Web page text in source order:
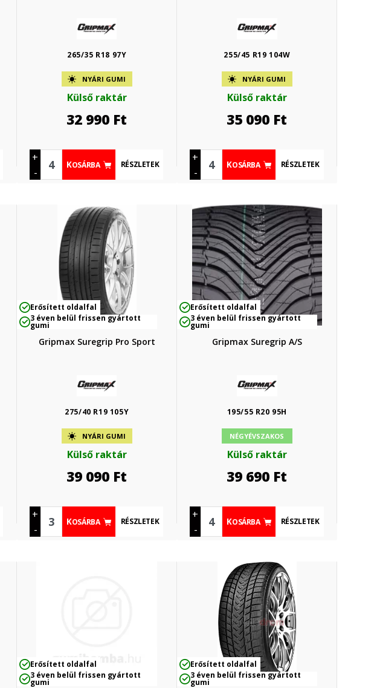
265/35 R18 97Y
NYÁRI GUMI
Külső raktár
32 990 Ft
+
-
KOSÁRBA RÉSZLETEK
255/45 R19 104W
NYÁRI GUMI
Külső raktár
35 090 Ft
+
-
KOSÁRBA RÉSZLETEK
Erősített oldalfal
3 éven belül frissen gyártott
gumi
Gripmax Suregrip Pro Sport
275/40 R19 105Y
NYÁRI GUMI
Külső raktár
39 090 Ft
+
-
KOSÁRBA RÉSZLETEK
Erősített oldalfal
3 éven belül frissen gyártott
gumi
Gripmax Suregrip A/S
195/55 R20 95H
NÉGYÉVSZAKOS
Külső raktár
39 690 Ft
+
-
KOSÁRBA RÉSZLETEK
Erősített oldalfal
3 éven belül frissen gyártott
gumi
Erősített oldalfal
3 éven belül frissen gyártott
gumi